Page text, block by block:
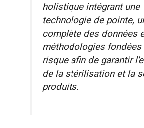
holistique intégrant une
technologie de pointe,
complète des données
méthodologies fondées
risque afin de garantir
de la stérilisation et la
produits.